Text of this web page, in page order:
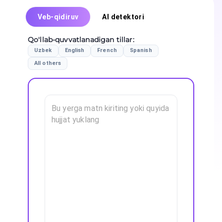
Veb-qidiruv AI detektori
Qo'llab-quvvatlanadigan tillar:
Uzbek English French
Spanish
All others